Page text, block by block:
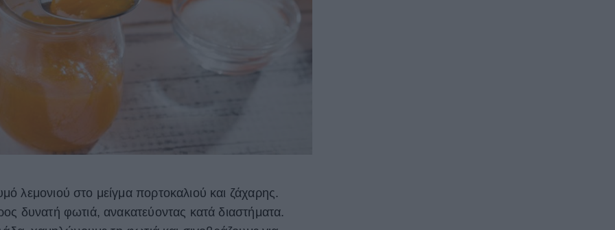
λεμονιού στο μείγμα πορτοκαλιού και ζάχαρης.
δυνατή φωτιά, ανακατεύοντας κατά διαστήματα.